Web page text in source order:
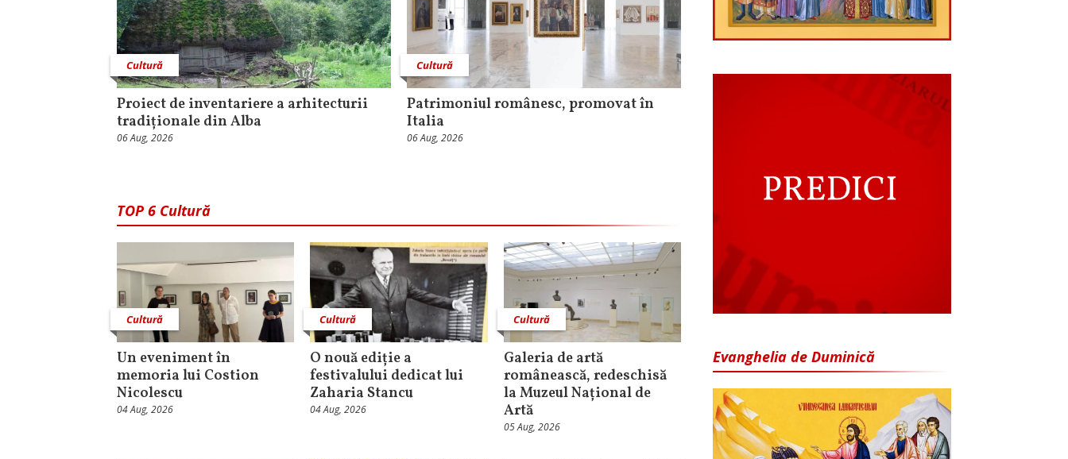
Cultură
Proiect de inventariere a arhitecturii
tradiționale din Alba
06 Aug, 2026
Cultură
Patrimoniul românesc, promovat în
Italia
06 Aug, 2026
TOP 6 Cultură
Cultură
Un eveniment în
memoria lui Costion
Nicolescu
04 Aug, 2026
Cultură
O nouă ediție a
festivalului dedicat lui
Zaharia Stancu
04 Aug, 2026
Cultură
Galeria de artă
românească, redeschisă
la Muzeul Național de
Artă
05 Aug, 2026
Evanghelia de Duminică